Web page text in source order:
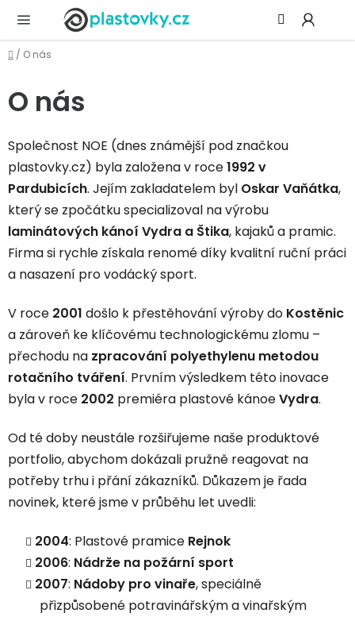
obsah
Domů
/ O nás
O nás
Společnost NOE (dnes známější pod značkou
plastovky.cz) byla založena v roce1992 v
Pardubicích. Jejím zakladatelem byl Oskar Vaňátka,
který se zpočátku specializoval na výrobu
laminátových kánoí Vydra a Štika, kajaků a pramic.
Firma si rychle získala renomé díky kvalitní ruční práci
a nasazení pro vodácký sport.
V roce 2001 došlo k přestěhování výroby do Kostěnic
a zároveň ke klíčovému technologickému zlomu –
přechodu na zpracování polyethylenu metodou
rotačního tváření. Prvním výsledkem této inovace
byla v roce 2002 premiéra plastové kánoeVydra.
Od té doby neustále rozšiřujeme naše produktové
portfolio, abychom dokázali pružně reagovat na
potřeby trhu i přání zákazníků. Důkazem je řada
novinek, které jsme v průběhu let uvedli:
2004: Plastové pramice Rejnok
2006: Nádrže na požární sport
2007: Nádoby pro vinaře, speciálně
přizpůsobené potravinářským a vinařským